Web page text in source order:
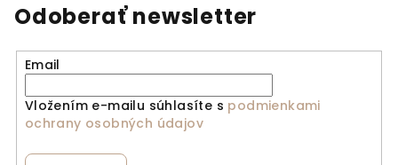
Odoberať newsletter
Email
Vložením e-mailu súhlasíte s podmienkami
ochrany osobných údajov